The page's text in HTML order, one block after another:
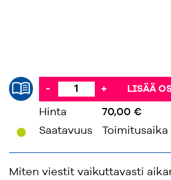
- + LISÄÄ
Hinta
70,00 €
Saatavuus
Toimitusaika
Miten viestit vaikuttavasti